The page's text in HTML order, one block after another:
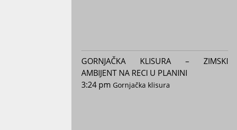
GORNJAČKA KLISURA – ZIMSKI
AMBIJENT NA RECI U PLANINI
3:24 pm Gornjačka klisura